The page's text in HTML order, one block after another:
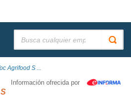
Agrifood S ...
Información ofrecida por